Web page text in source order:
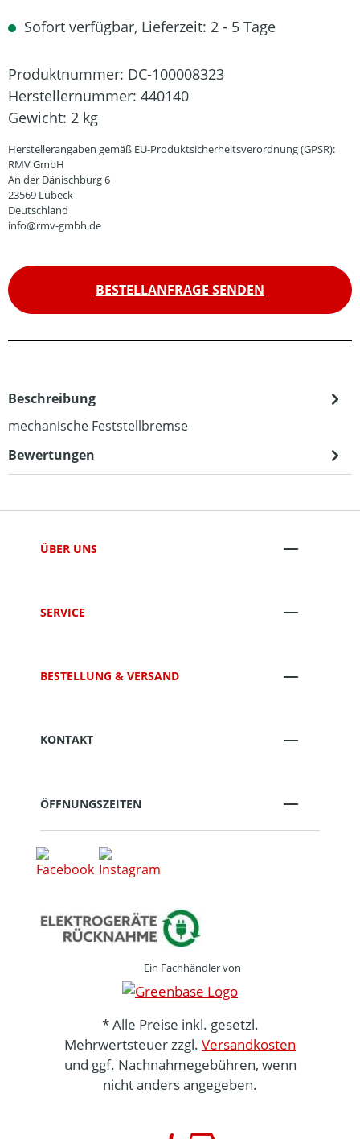
Sofort verfügbar, Lieferzeit: 2 - 5 Tage
Produktnummer: DC-100008323
Herstellernummer: 440140
Gewicht: 2 kg
Herstellerangaben gemäß EU-Produktsicherheitsverordnung (GPSR):
RMV GmbH
An der Dänischburg 6
23569 Lübeck
Deutschland
info@rmv-gmbh.de
BESTELLANFRAGE SENDEN
Beschreibung
mechanische Feststellbremse
Bewertungen
ÜBER UNS
SERVICE
BESTELLUNG & VERSAND
KONTAKT
ÖFFNUNGSZEITEN
Ein Fachhändler von
* Alle Preise inkl. gesetzl.
Mehrwertsteuer zzgl. Versandkosten
und ggf. Nachnahmegebühren, wenn
nicht anders angegeben.